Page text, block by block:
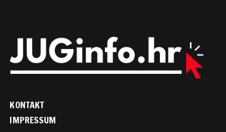
KONTAKT
IMPRESSUM